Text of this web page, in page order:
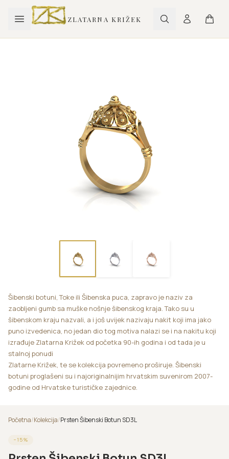
ZLATARNA KRIŽEK
Šibenski botuni, Toke ili Šibenska puca, zapravo je naziv za
zaobljeni gumb sa muške nošnje šibenskog kraja. Tako su u
šibenskom kraju nazvali, a i još uvijek nazivaju nakit koji ima jako
puno izvedenica, no jedan dio tog motiva nalazi se i na nakitu koji
izrađuje Zlatarna Križek od početka 90-ih godina i od tada je u
stalnoj ponudi
Zlatarne Križek, te se kolekcija povremeno proširuje. Šibenski
botuni proglašeni su i najoriginalnijim hrvatskim suvenirom 2007-
godine od Hrvatske turističke zajednice.
Početna/Kolekcija/Prsten Šibenski Botun SD3L
− 15%